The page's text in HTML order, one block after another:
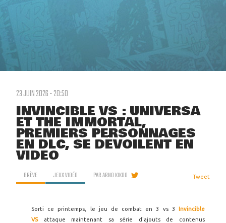
23 JUIN 2026 - 20:50
INVINCIBLE VS : UNIVERSA
ET THE IMMORTAL,
PREMIERS PERSONNAGES
EN DLC, SE DÉVOILENT EN
VIDÉO
BRÈVE JEUX VIDÉO PARARNO KIKOO Tweet
Sorti ce printemps, le jeu de combat en 3 vs 3 Invincible
VS
attaque maintenant sa série d'ajouts de contenus